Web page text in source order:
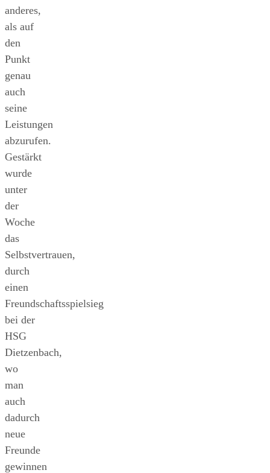
anderes,
als auf
den
Punkt
genau
auch
seine
Leistungen
abzurufen.
Gestärkt
wurde
unter
der
Woche
das
Selbstvertrauen,
durch
einen
Freundschaftsspielsieg
bei der
HSG
Dietzenbach,
wo
man
auch
dadurch
neue
Freunde
gewinnen